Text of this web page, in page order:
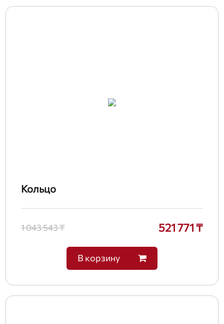
Кольцо
1 043 543 ₸ 521 771 ₸
В корзину